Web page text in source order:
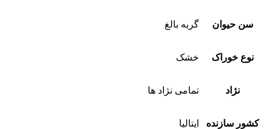
سن حیوان گربه بالغ
نوع خوراک خشک
نژاد تمامی نژاد ها
کشور سازنده ایتالیا